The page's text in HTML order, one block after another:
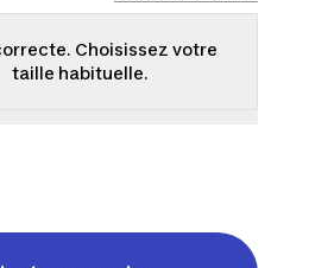
Choisissez votre
taille habituelle.